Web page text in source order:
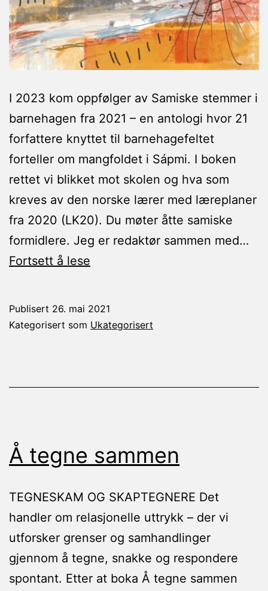
I 2023 kom oppfølger av Samiske stemmer i
barnehagen fra 2021 – en antologi hvor 21
forfattere knyttet til barnehagefeltet
forteller om mangfoldet i Sápmi. I boken
rettet vi blikket mot skolen og hva som
kreves av den norske lærer med læreplaner
fra 2020 (LK20). Du møter åtte samiske
formidlere. Jeg er redaktør sammen med…
Fortsett å lese
barnehagen
Publisert 26. mai 2021
Kategorisert som Ukategorisert
Å tegne sammen
TEGNESKAM OG SKAPTEGNERE Det
handler om relasjonelle uttrykk – der vi
utforsker grenser og samhandlinger
gjennom å tegne, snakke og respondere
spontant. Etter at boka Å tegne sammen